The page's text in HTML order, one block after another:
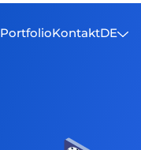
PortfolioKontaktDE